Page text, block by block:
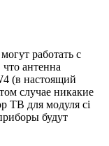
работать с
антенна
(в настоящий
случае никакие
ТВ для модуля ci
будут